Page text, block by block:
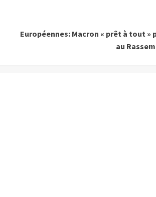
Européennes: Macron « prêt à tout »
au